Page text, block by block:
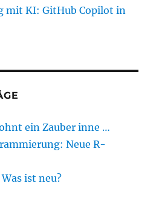
mit KI: GitHub Copilot in
ein Zauber inne …
Neue R-
ist neu?